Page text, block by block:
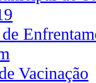
Vacinação